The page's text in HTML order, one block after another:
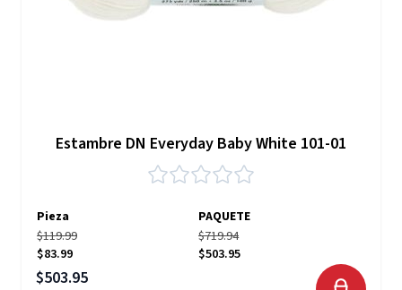
Estambre DN Everyday Baby White 101-01
Pieza
PAQUETE
$119.99
$83.99
$719.94
$503.95
Precio especial
$503.95